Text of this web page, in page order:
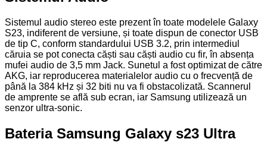
Sistemul audio stereo este prezent în toate modelele Galaxy
S23, indiferent de versiune, și toate dispun de conector USB
de tip C, conform standardului USB 3.2, prin intermediul
căruia se pot conecta căști sau căști audio cu fir, în absența
mufei audio de 3,5 mm Jack. Sunetul a fost optimizat de către
AKG, iar reproducerea materialelor audio cu o frecvență de
până la 384 kHz și 32 biti nu va fi obstacolizată. Scannerul
de amprente se află sub ecran, iar Samsung utilizează un
senzor ultra-sonic.
Bateria Samsung Galaxy s23 Ultra